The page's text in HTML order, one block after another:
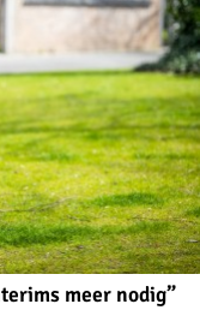
meer nodig”